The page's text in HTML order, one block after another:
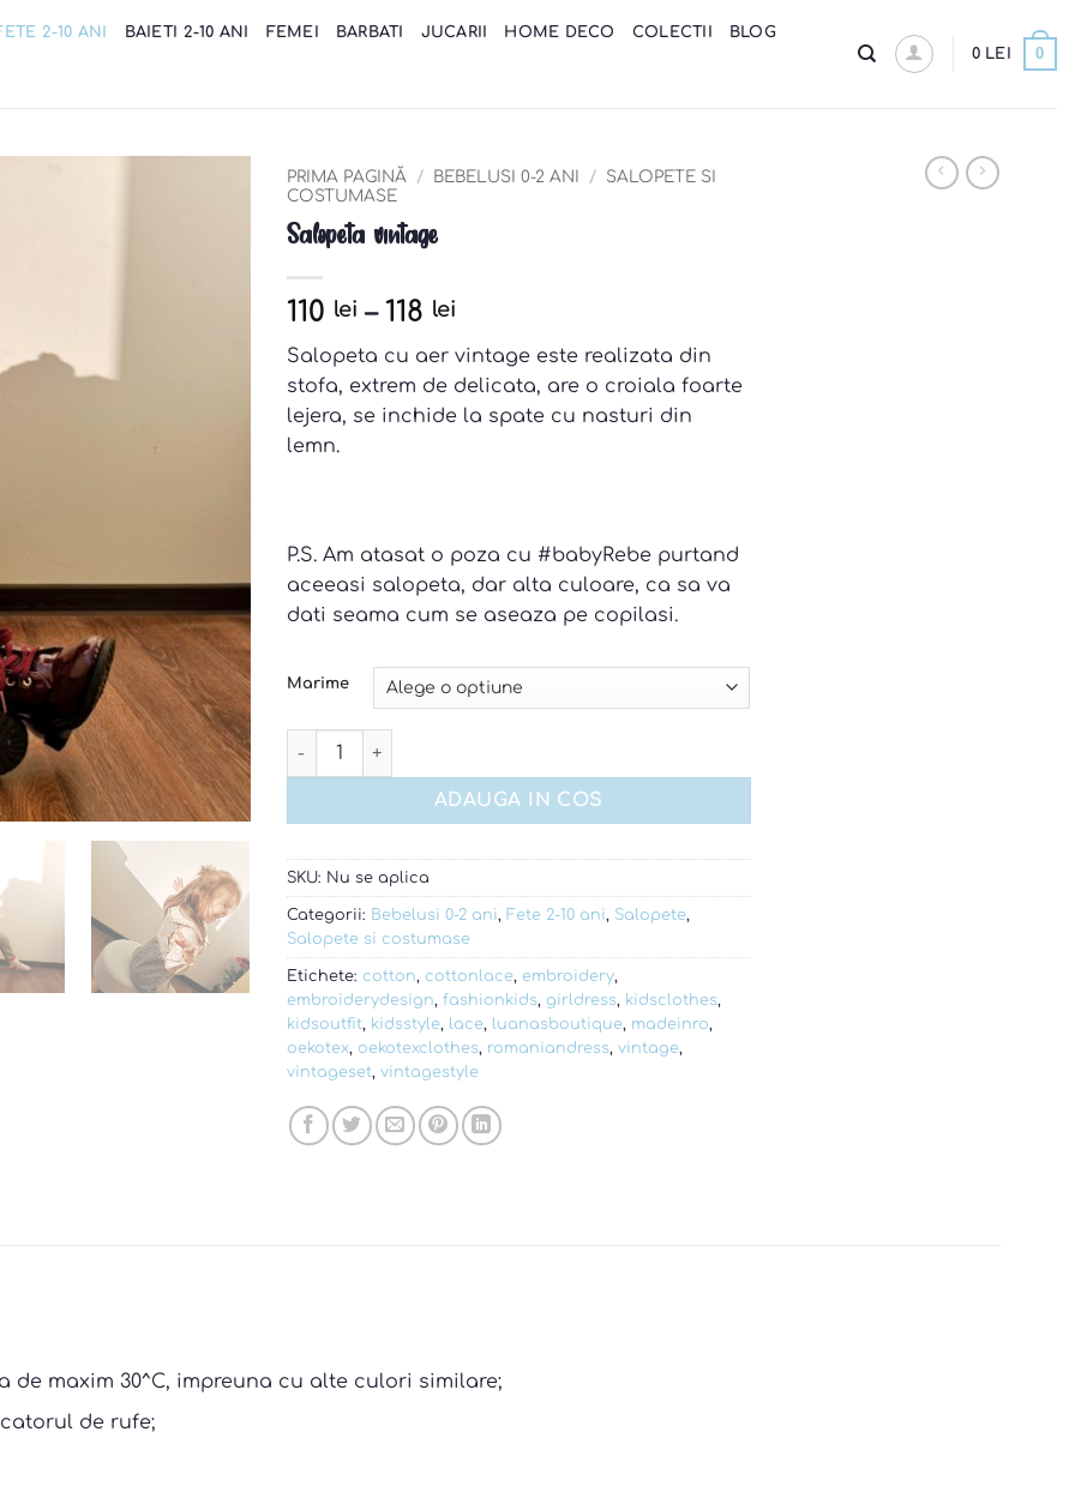
2-10 ANI BAIETI 2-10 ANI FEMEI BARBATI JUCARII HOME DECO COLECTII BLOG
0 LEI 0
PRIMA PAGINĂ / BEBELUSI 0-2 ANI / SALOPETE SI
COSTUMASE
Salopeta vintage
110 lei – 118 lei
Salopeta cu aer vintage este realizata din
stofa, extrem de delicata, are o croiala foarte
lejera, se inchide la spate cu nasturi din
lemn.
P.S. Am atasat o poza cu #babyRebe purtand
aceeasi salopeta, dar alta culoare, ca sa va
dati seama cum se aseaza pe copilasi.
Marime
Cantitate Salopeta vintage
ADAUGA IN COS
SKU: Nu se aplica
Categorii: Bebelusi 0-2 ani, Fete 2-10 ani, Salopete,
Salopete si costumase
Etichete: cotton, cottonlace, embroidery,
embroiderydesign, fashionkids, girldress, kidsclothes,
kidsoutfit, kidsstyle, lace, luanasboutique, madeinro,
oekotex, oekotexclothes, romaniandress, vintage,
vintageset, vintagestyle
maxim 30^C, impreuna cu alte culori similare;
de rufe;